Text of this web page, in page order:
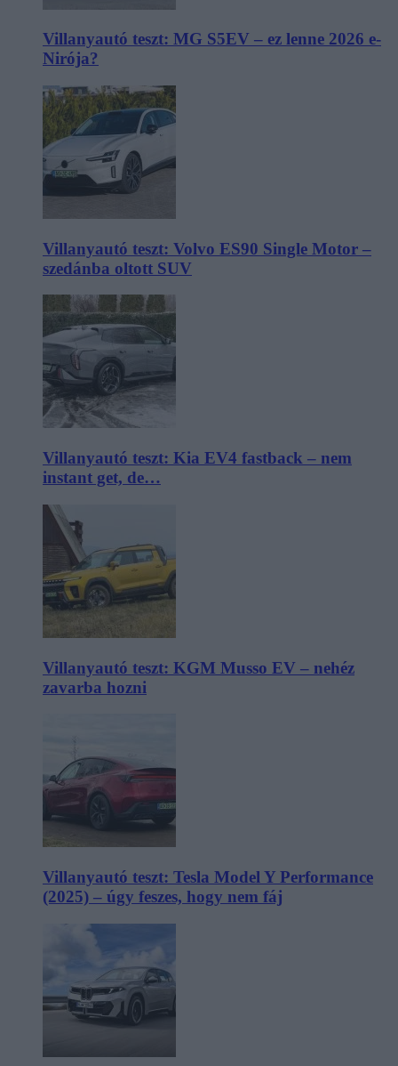
Villanyautó teszt: MG S5EV – ez lenne 2026 e-
Nirója?
Villanyautó teszt: Volvo ES90 Single Motor –
szedánba oltott SUV
Villanyautó teszt: Kia EV4 fastback – nem
instant get, de…
Villanyautó teszt: KGM Musso EV – nehéz
zavarba hozni
Villanyautó teszt: Tesla Model Y Performance
(2025) – úgy feszes, hogy nem fáj